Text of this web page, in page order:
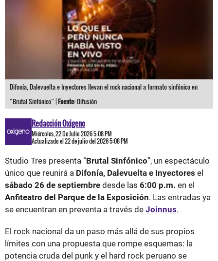
Difonía, Dalevuelta e Inyectores llevan el rock nacional a formato sinfónico en
“Brutal Sinfónico” |Fuente:Difusión
Redacción Oxigeno
Miércoles, 22 De Julio 2026 5:08 PM
Actualizado el 22 de julio del 2026 5:08 PM
Studio Tres presenta “Brutal Sinfónico”, un espectáculo
único que reunirá a Difonía, Dalevuelta e Inyectores el
sábado 26 de septiembre desde las 6:00 p.m. en el
Anfiteatro del Parque de la Exposición. Las entradas ya
se encuentran en preventa a través de Joinnus.
El rock nacional da un paso más allá de sus propios
límites con una propuesta que rompe esquemas: la
potencia cruda del punk y el hard rock peruano se